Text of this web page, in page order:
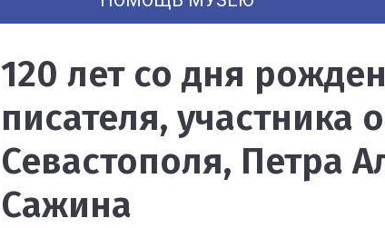
120 лет со дня
писателя, участника
Севастополя, Петра
Сажина